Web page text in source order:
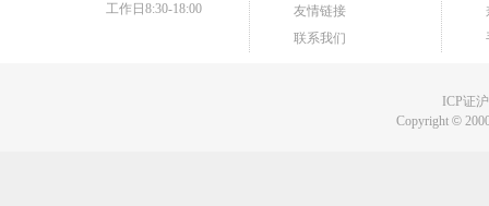
工作日8:30-18:00
友情链接
联系我们
ICP证
Copyright©